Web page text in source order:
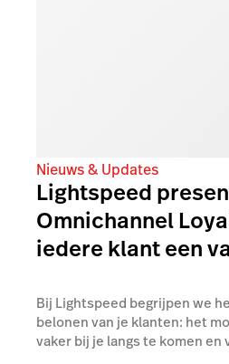
Nieuws & Updates
Lightspeed
Omnichannel
iedere klant een
Bij Lightspeed begrijpen we
belonen van je klanten: het
vaker bij je langs te komen en